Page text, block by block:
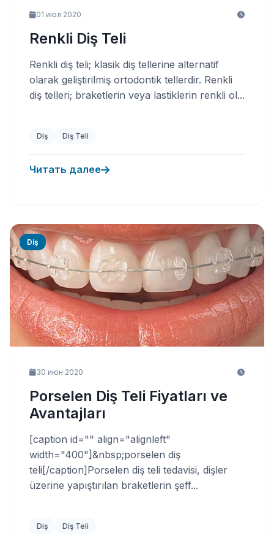
01 июл 2020
Renkli Diş Teli
Renkli diş teli; klasik diş tellerine alternatif
olarak geliştirilmiş ortodontik tellerdir. Renkli
diş telleri; braketlerin veya lastiklerin renkli ol...
Diş Diş Teli
Читать далее
Diş
30 июн 2020
Porselen Diş Teli Fiyatları ve
Avantajları
[caption id="" align="alignleft"
width="400"]&nbsp;porselen diş
teli[/caption]Porselen diş teli tedavisi, dişler
üzerine yapıştırılan braketlerin şeff...
Diş Diş Teli